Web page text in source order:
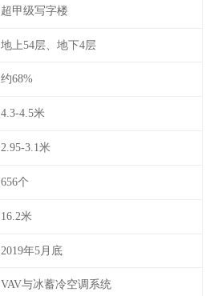
超甲级写字楼
地上54层、地下4层
约68%
4.3-4.5米
2.95-3.1米
656个
16.2米
2019年5月底
VAV与冰蓄冷空调系统